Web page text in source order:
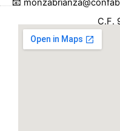
📧
C.F.